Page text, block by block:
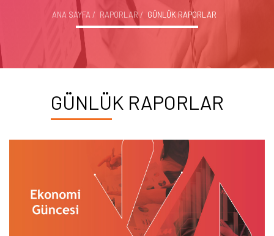
ANA SAYFA RAPORLAR GÜNLÜK RAPORLAR
GÜNLÜK RAPORLAR